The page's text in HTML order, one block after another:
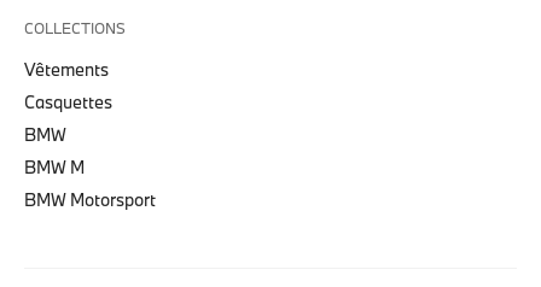
COLLECTIONS
Vêtements
Casquettes
BMW
BMW M
BMW Motorsport